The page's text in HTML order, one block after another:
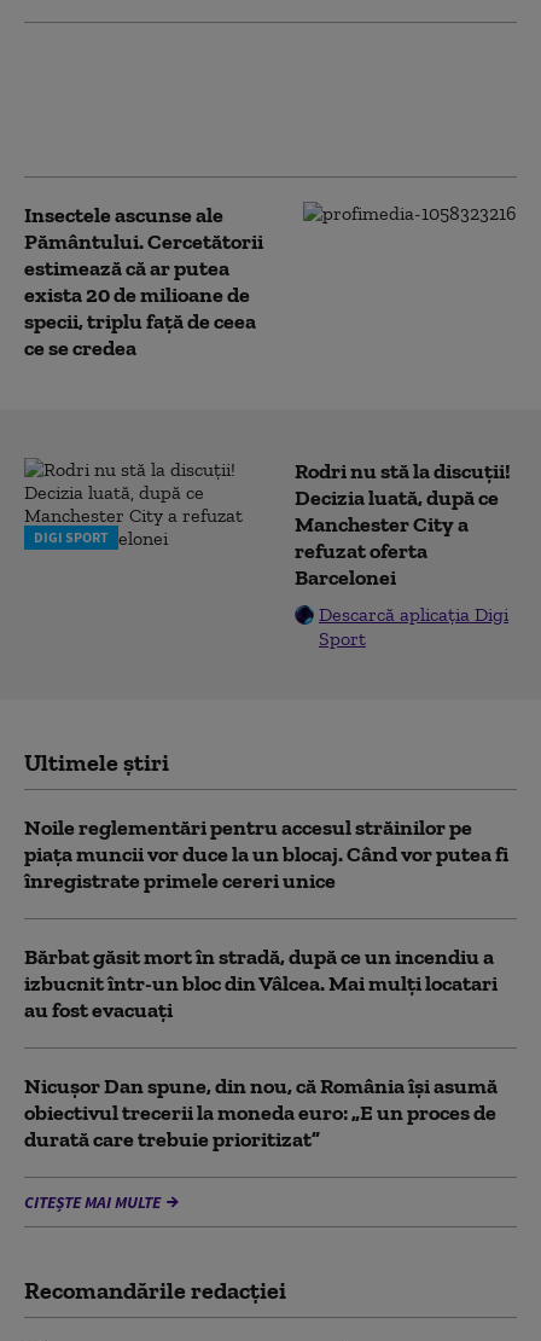
Insectele ascunse ale
Pământului. Cercetătorii
estimează că ar putea
exista 20 de milioane de
specii, triplu față de ceea
ce se credea
DIGI SPORT
Rodri nu stă la discuții!
Decizia luată, după ce
Manchester City a
refuzat oferta
Barcelonei
Descarcă aplicația Digi
Sport
Ultimele știri
Noile reglementări pentru accesul străinilor pe
piaţa muncii vor duce la un blocaj. Când vor putea fi
înregistrate primele cereri unice
Bărbat găsit mort în stradă, după ce un incendiu a
izbucnit într-un bloc din Vâlcea. Mai mulți locatari
au fost evacuați
Nicușor Dan spune, din nou, că România își asumă
obiectivul trecerii la moneda euro: „E un proces de
durată care trebuie prioritizat”
CITEȘTE MAI MULTE
Recomandările redacţiei